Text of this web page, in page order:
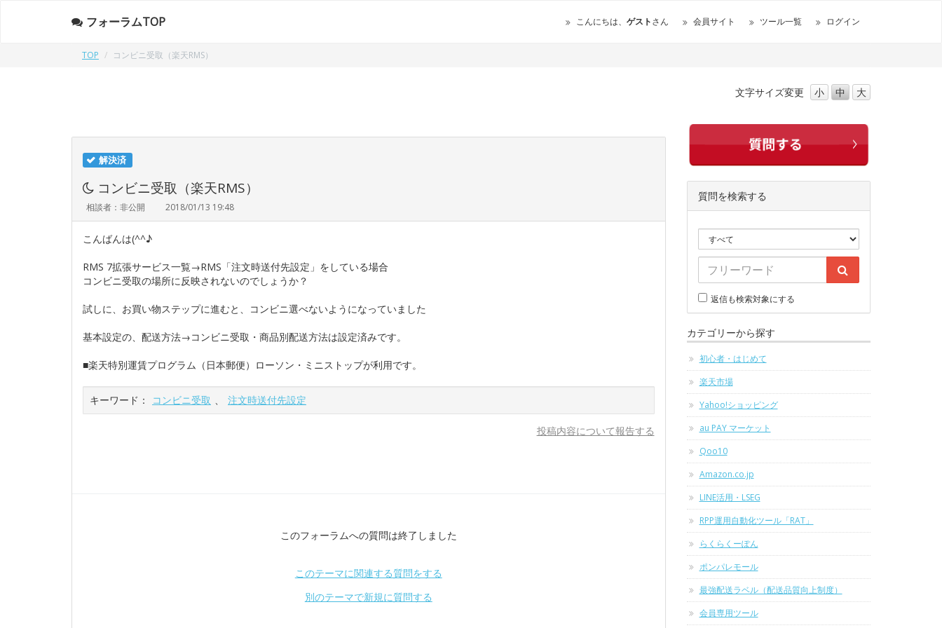
フォーラムTOP こんにちは、 ゲストさん 会員サイト ツール一覧 ログイン
TOP コンビニ受取（楽天RMS）
文字サイズ変更 小 中 大
解決済
コンビニ受取（楽天RMS）
相談者：非公開 2018/01/13 19:48
こんばんは(^^♪
RMS 7拡張サービス一覧→RMS「注文時送付先設定」をしている場合
コンビニ受取の場所に反映されないのでしょうか？
試しに、お買い物ステップに進むと、コンビニ選べないようになっていました
基本設定の、配送方法→コンビニ受取・商品別配送方法は設定済みです。
■楽天特別運賃プログラム（日本郵便）ローソン・ミニストップが利用です。
キーワード： コンビニ受取 、 注文時送付先設定
投稿内容について報告する
このフォーラムへの質問は終了しました
このテーマに関連する質問をする
別のテーマで新規に質問する
質問を検索する
返信も検索対象にする
カテゴリーから探す
初心者・はじめて
楽天市場
Yahoo!ショッピング
au PAY マーケット
Qoo10
Amazon.co.jp
LINE活用・LSEG
RPP運用自動化ツール「RAT」
らくらくーぽん
ポンパレモール
最強配送ラベル（配送品質向上制度）
会員専用ツール